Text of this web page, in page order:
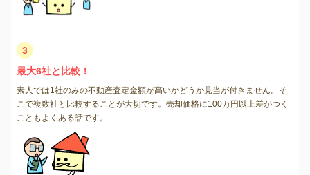
3
最大6社と比較！
素人では1社のみの不動産査定金額が高いかどうか見当が付きません。そ
こで複数社と比較することが大切です。売却価格に100万円以上差がつく
こともよくある話です。